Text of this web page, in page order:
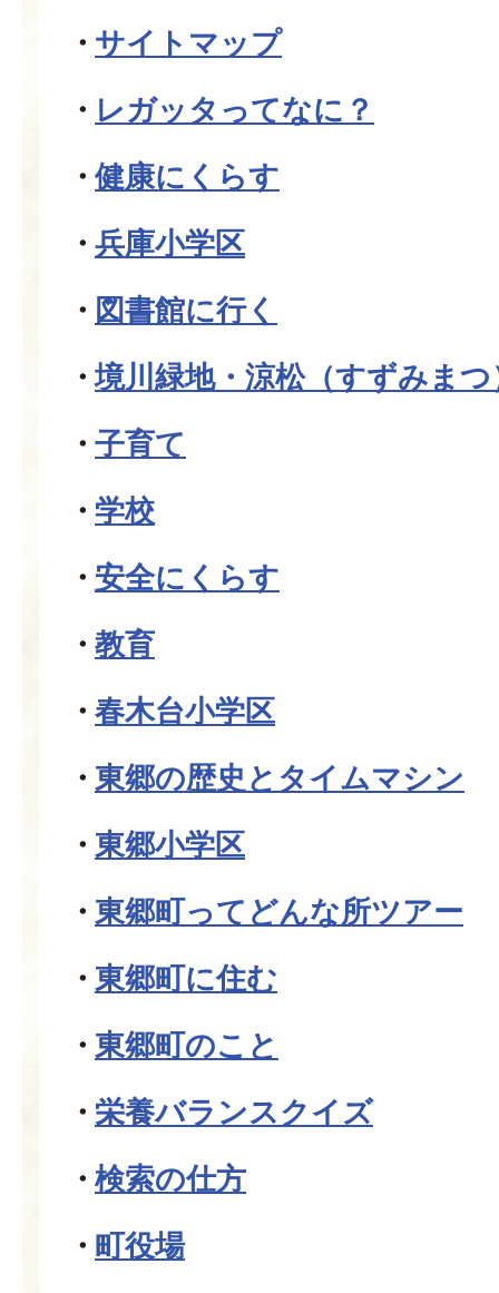
サイトマップ
レガッタってなに？
健康にくらす
兵庫小学区
図書館に行く
境川緑地・涼松（すずみま
子育て
学校
安全にくらす
教育
春木台小学区
東郷の歴史とタイムマシン
東郷小学区
東郷町ってどんな所ツアー
東郷町に住む
東郷町のこと
栄養バランスクイズ
検索の仕方
町役場